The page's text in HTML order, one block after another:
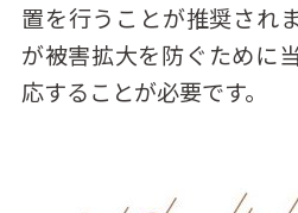
置を行うことが推奨され
が被害拡大を防ぐために
応することが必要です。